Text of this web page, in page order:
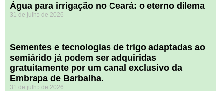
Água para irrigação no Ceará: o eterno dilema
31 de julho de 2026
Sementes e tecnologias de trigo adaptadas ao
semiárido já podem ser adquiridas
gratuitamente por um canal exclusivo da
Embrapa de Barbalha.
31 de julho de 2026